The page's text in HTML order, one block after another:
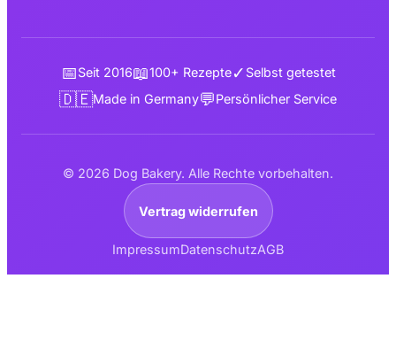
📅Seit 2016📖100+ Rezepte✓ Selbst getestet
🇩🇪Made in Germany💬Persönlicher Service
© 2026 Dog Bakery. Alle Rechte vorbehalten.
Vertrag widerrufen
ImpressumDatenschutzAGB